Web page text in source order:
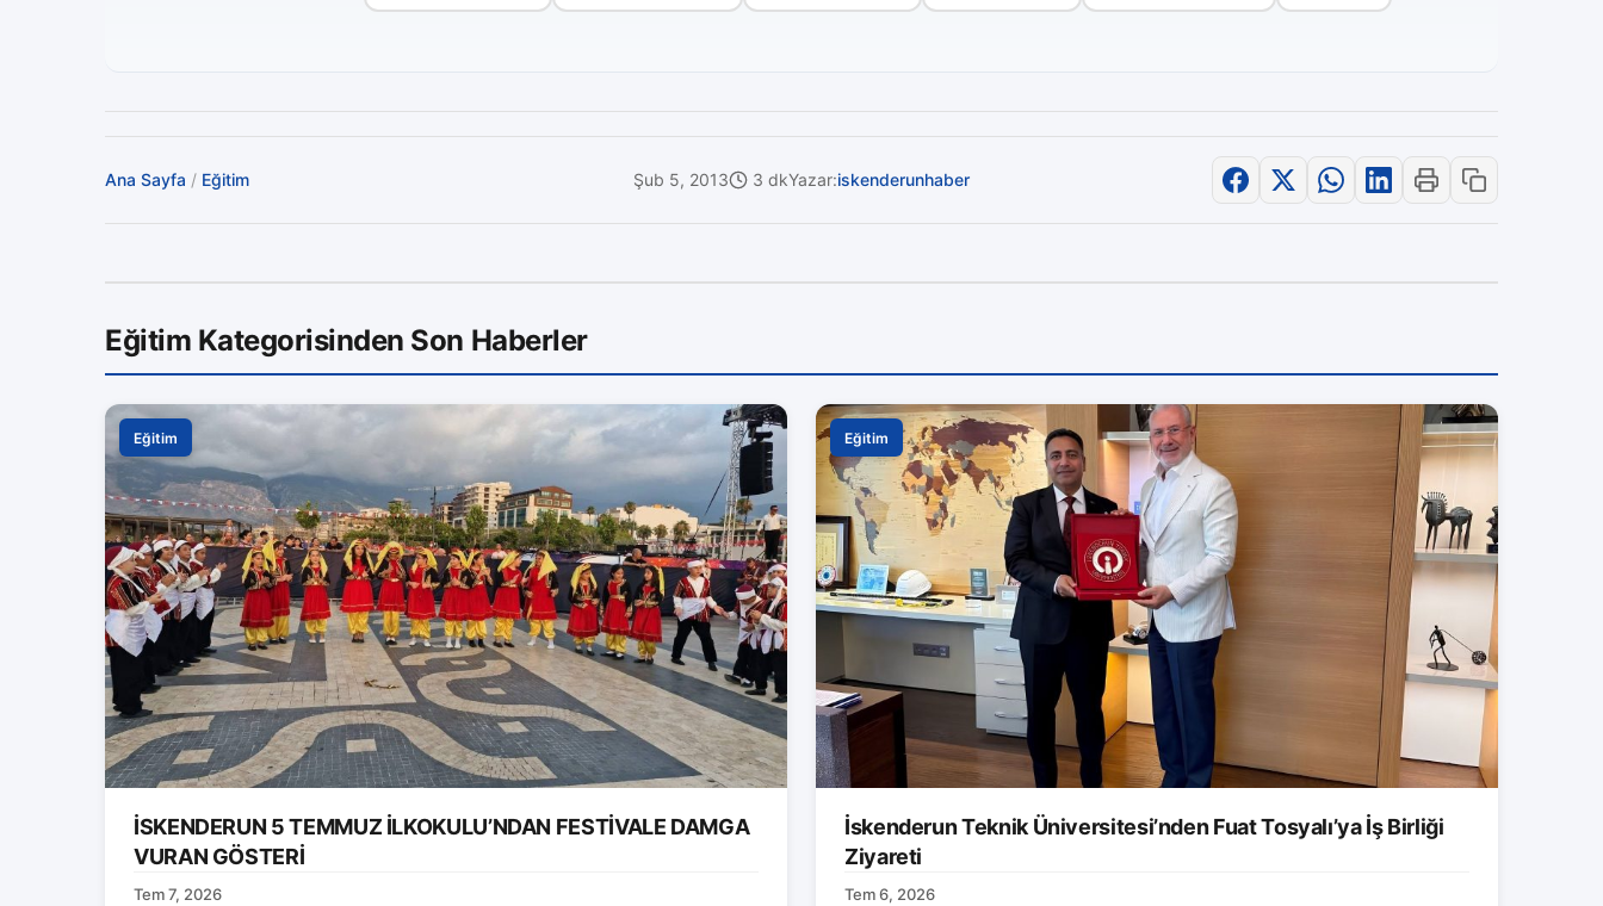
Ana Sayfa / Eğitim Şub 5, 2013 3 dkYazar:iskenderunhaber
Eğitim Kategorisinden Son Haberler
Eğitim
İSKENDERUN 5 TEMMUZ İLKOKULU’NDAN FESTİVALE DAMGA
VURAN GÖSTERİ
Tem 7, 2026
Eğitim
İskenderun Teknik Üniversitesi’nden Fuat Tosyalı’ya İş Birliği
Ziyareti
Tem 6, 2026